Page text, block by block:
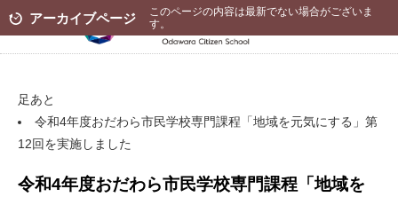
アーカイブページ
このページの内容は最新でない場合がございま
す。
足あと
令和4年度おだわら市民学校専門課程「地域を元気にする」第
12回を実施しました
令和4年度おだわら市民学校専門課程「地域を